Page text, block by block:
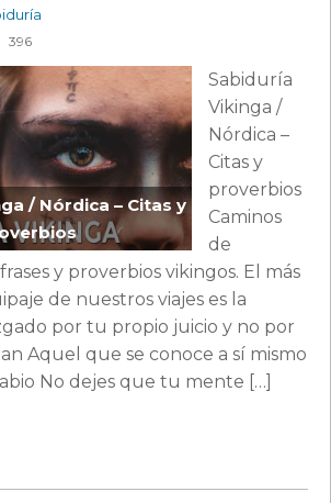
396
/ Nórdica – Citas y
Sabiduría
Vikinga /
Nórdica –
Citas y
proverbios
Caminos
de
y proverbios vikingos. El más
de nuestros viajes es la
por tu propio juicio y no por
Aquel que se conoce a sí mismo
No dejes que tu mente […]